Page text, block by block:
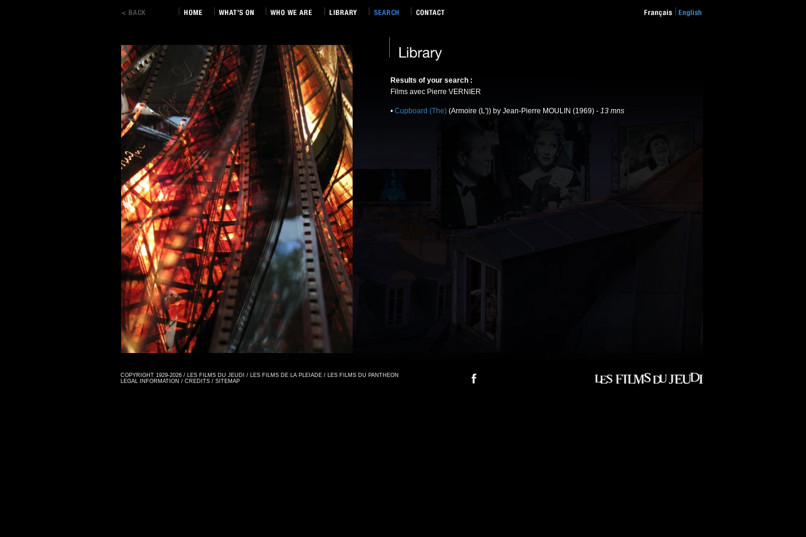
Results of your search :
Films avec Pierre VERNIER
• Cupboard (The) (Armoire (L')) by Jean-Pierre MOULIN (1969) - 13 mns
COPYRIGHT 1929-2026 / LES FILMS DU JEUDI / LES FILMS DE LA PLEIADE / LES FILMS DU PANTHEON
LEGAL INFORMATION / CREDITS / SITEMAP